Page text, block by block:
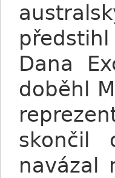
Dana
doběhl
skončil
navázal